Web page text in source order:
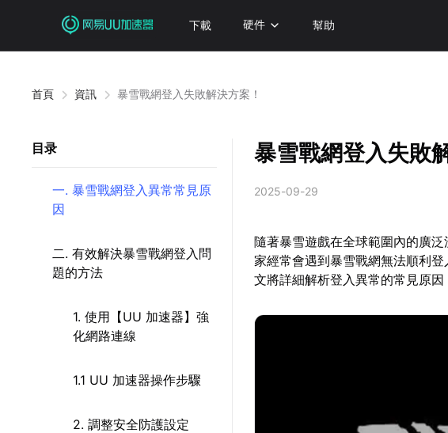
下載 硬件 幫助
首頁 資訊 暴雪戰網登入失敗解決方案！
目录
一. 暴雪戰網登入異常常見原
因
二. 有效解決暴雪戰網登入問
題的方法
1. 使用【UU 加速器】強
化網路連線
1.1 UU 加速器操作步驟
2. 調整安全防護設定
暴雪戰網登入失敗
2025-09-29
隨著暴雪遊戲在全球範圍內的廣
家經常會遇到暴雪戰網無法順利
文將詳細解析登入異常的常見原因